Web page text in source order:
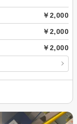
￥2,000
￥2,000
￥2,000